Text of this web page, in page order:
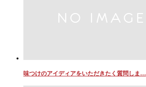
味つけのアイディアをいただきたく質問しま…